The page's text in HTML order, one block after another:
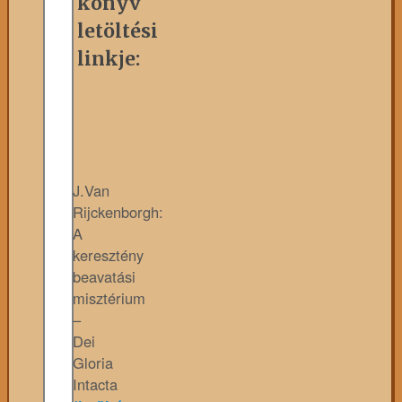
letöltési
linkje:
J.Van
Rijckenborgh:
A
keresztény
beavatási
misztérium
–
Dei
Gloria
Intacta